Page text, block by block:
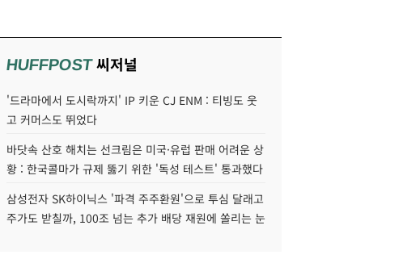
HUFFPOST씨저널
'드라마에서 도시락까지' IP 키운 CJ ENM : 티빙도 웃
고 커머스도 뛰었다
바닷속 산호 해치는 선크림은 미국·유럽 판매 어려운 상
황 : 한국콜마가 규제 뚫기 위한 '독성 테스트' 통과했다
삼성전자 SK하이닉스 '파격 주주환원'으로 투심 달래고
주가도 받칠까, 100조 넘는 추가 배당 재원에 쏠리는 눈